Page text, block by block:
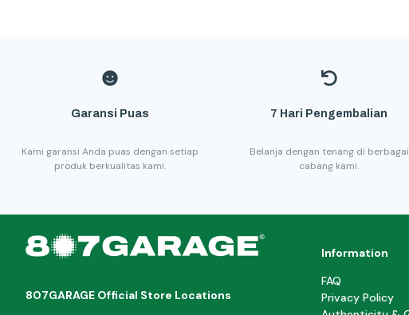
Garansi Puas
Kami garansi Anda puas dengan setiap
produk berkualitas kami.
7 Hari Pengembalian
Belanja dengan tenang di berbagai
cabang kami.
807GARAGE Official Store Locations
Information
FAQ
Privacy Policy